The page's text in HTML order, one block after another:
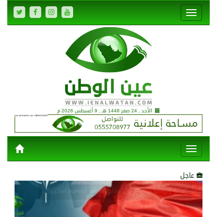
الأحد , 24 صفر 1448 هـ , 9 أغسطس 2026 م
عاجل
0